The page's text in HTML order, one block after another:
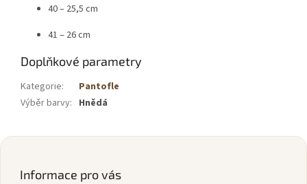
40 – 25,5 cm
41 – 26 cm
Doplňkové parametry
Kategorie:
Pantofle
Výběr barvy: Hnědá
Z
Informace pro vás